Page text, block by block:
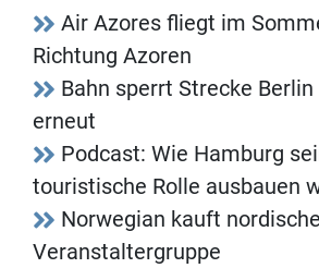
Air Azores fliegt im
Richtung Azoren
Bahn sperrt Strecke
erneut
Podcast: Wie Hamburg
touristische Rolle ausbauen
Norwegian kauft nordische
Veranstaltergruppe